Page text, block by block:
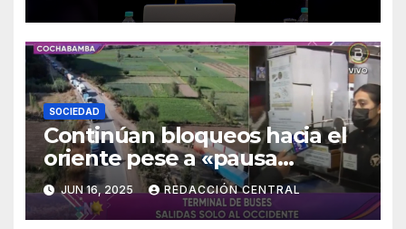
SOCIEDAD
Continúan bloqueos hacia el
oriente pese a «pausa
humanitaria»
JUN 16, 2025 REDACCIÓN CENTRAL